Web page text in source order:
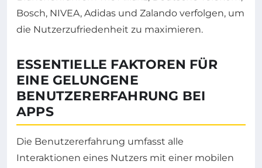
Bosch, NIVEA, Adidas und Zalando verfolgen, um
die Nutzerzufriedenheit zu maximieren.
ESSENTIELLE FAKTOREN FÜR
EINE GELUNGENE
BENUTZERERFAHRUNG BEI
APPS
Die Benutzererfahrung umfasst alle
Interaktionen eines Nutzers mit einer mobilen